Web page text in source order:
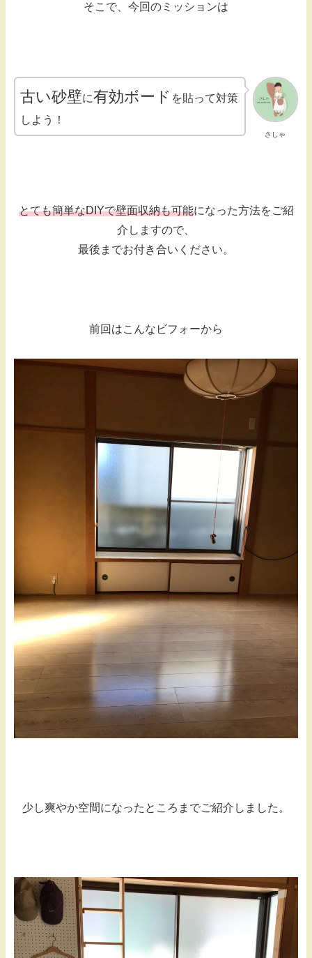
そこで、今回のミッションは
さしゃ
古い砂壁に有効ボード を貼って対策
しよう！
とても簡単なDIYで壁面収納も可能になった方法をご紹
介しますので、
最後までお付き合いください。
前回はこんなビフォーから
少し爽やか空間になったところまでご紹介しました。